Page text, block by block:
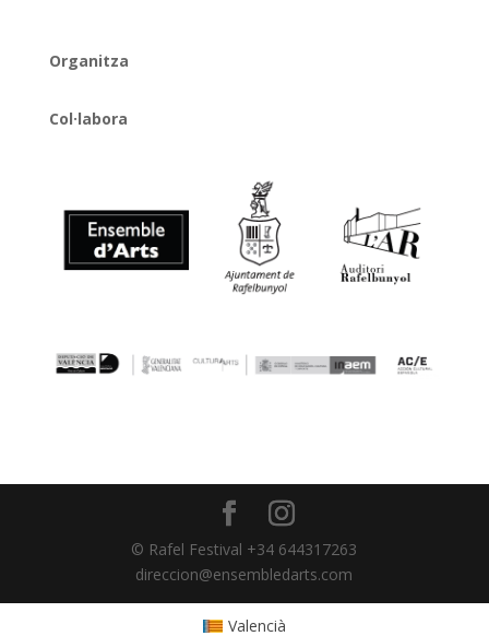
Organitza
Col·labora
© Rafel Festival +34 644317263
direccion@ensembledarts.com
Valencià